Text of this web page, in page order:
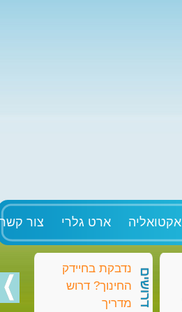
אקטואליה ארט גלרי צור
נדבקת בחיידק
החינוך? דרוש
מדריך
דרושים דרושים